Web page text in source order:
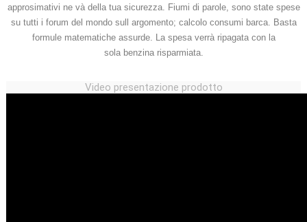
approsimativi ne và della tua sicurezza. Fiumi di parole, sono state spese
su tutti i forum del mondo sull argomento; calcolo consumi barca. Basta
formule matematiche assurde. La spesa verrà ripagata con la
solabenzina risparmiata.
Video presentazione prodotto